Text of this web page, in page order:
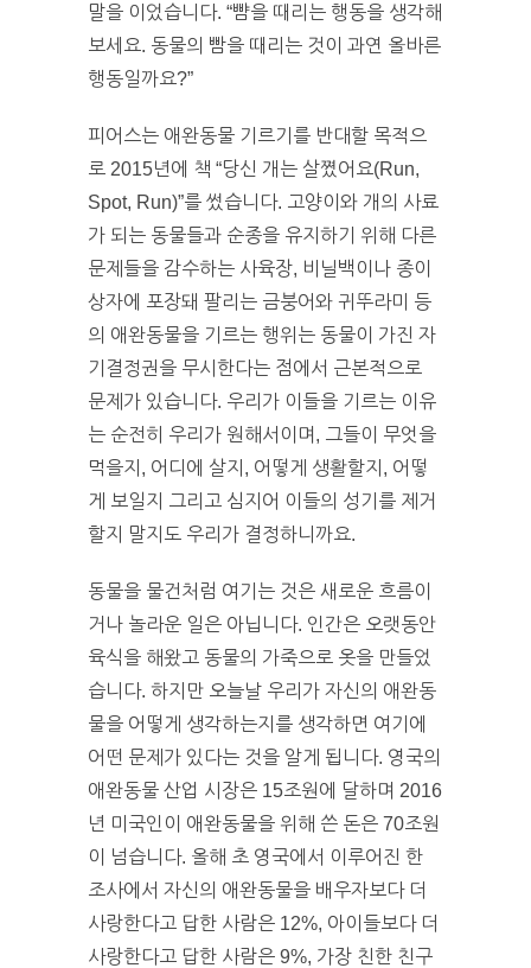
말을 이었습니다. “뺨을 때리는 행동을 생각해
보세요. 동물의 빰을 때리는 것이 과연 올바른
행동일까요?”
피어스는 애완동물 기르기를 반대할 목적으
로 2015년에 책 “당신 개는 살쪘어요(Run,
Spot, Run)”를 썼습니다. 고양이와 개의 사료
가 되는 동물들과 순종을 유지하기 위해 다른
문제들을 감수하는 사육장, 비닐백이나 종이
상자에 포장돼 팔리는 금붕어와 귀뚜라미 등
의 애완동물을 기르는 행위는 동물이 가진 자
기결정권을 무시한다는 점에서 근본적으로
문제가 있습니다. 우리가 이들을 기르는 이유
는 순전히 우리가 원해서이며, 그들이 무엇을
먹을지, 어디에 살지, 어떻게 생활할지, 어떻
게 보일지 그리고 심지어 이들의 성기를 제거
할지 말지도 우리가 결정하니까요.
동물을 물건처럼 여기는 것은 새로운 흐름이
거나 놀라운 일은 아닙니다. 인간은 오랫동안
육식을 해왔고 동물의 가죽으로 옷을 만들었
습니다. 하지만 오늘날 우리가 자신의 애완동
물을 어떻게 생각하는지를 생각하면 여기에
어떤 문제가 있다는 것을 알게 됩니다. 영국의
애완동물 산업 시장은 15조원에 달하며 2016
년 미국인이 애완동물을 위해 쓴 돈은 70조원
이 넘습니다. 올해 초 영국에서 이루어진 한
조사에서 자신의 애완동물을 배우자보다 더
사랑한다고 답한 사람은 12%, 아이들보다 더
사랑한다고 답한 사람은 9%, 가장 친한 친구